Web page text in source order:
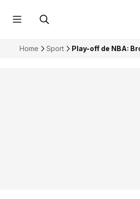
Home Sport Play-off de NBA: